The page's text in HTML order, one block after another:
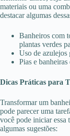
materiais ou uma
destacar algumas
Banheiros com
plantas verdes
Uso de azulejos
Pias e
Dicas Práticas para
Transformar um
pode parecer uma
você pode iniciar essa
algumas sugestões: